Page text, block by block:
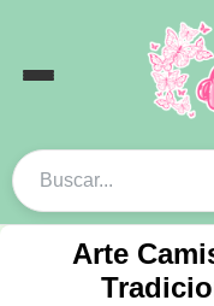
Arte